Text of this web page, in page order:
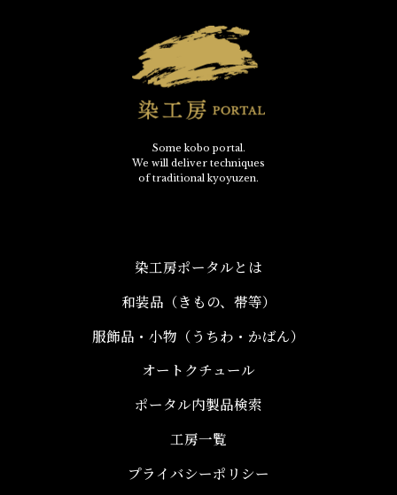
Some kobo portal.
We will deliver techniques
of traditional kyoyuzen.
染工房ポータルとは
和装品（きもの、帯等）​
服飾品・小物​（うちわ・かばん）
オートクチュール
ポータル内製品検索
工房一覧
プライバシーポリシー